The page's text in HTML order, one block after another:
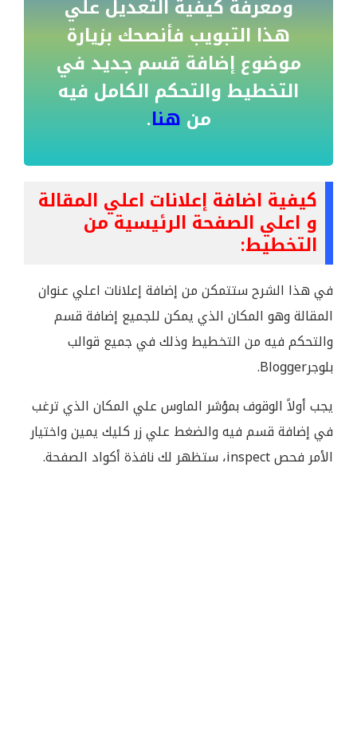
ومعرفة كيفية التعديل علي
هذا التبويب فأنصحك بزيارة
موضوع إضافة قسم جديد في
التخطيط والتحكم الكامل فيه
من هنا.
كيفية اضافة إعلانات اعلي المقالة
و اعلي الصفحة الرئيسية من
التخطيط:
في هذا الشرح ستتمكن من إضافة إعلانات اعلي عنوان
المقالة وهو المكان الذي يمكن للجميع إضافة قسم
والتحكم فيه من التخطيط وذلك في جميع قوالب
بلوجرBlogger.
يجب أولاً الوقوف بمؤشر الماوس علي المكان الذي ترغب
في إضافة قسم فيه والضغط علي زر كليك يمين واختيار
الأمر فحص inspect، ستظهر لك نافذة أكواد الصفحة.